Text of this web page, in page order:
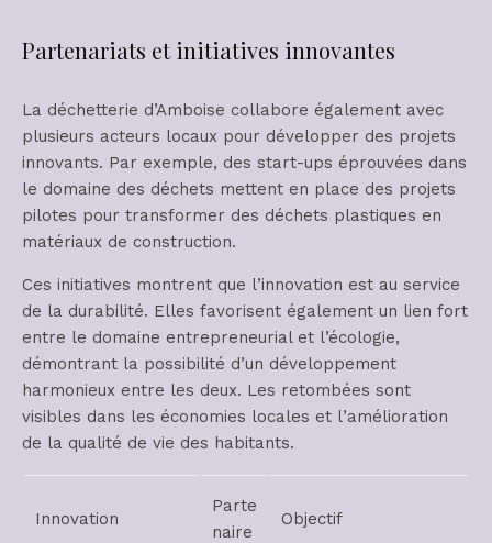
Partenariats et initiatives innovantes
La déchetterie d’Amboise collabore également avec
plusieurs acteurs locaux pour développer des projets
innovants. Par exemple, des start-ups éprouvées dans
le domaine des déchets mettent en place des projets
pilotes pour transformer des déchets plastiques en
matériaux de construction.
Ces initiatives montrent que l’innovation est au service
de la durabilité. Elles favorisent également un lien fort
entre le domaine entrepreneurial et l’écologie,
démontrant la possibilité d’un développement
harmonieux entre les deux. Les retombées sont
visibles dans les économies locales et l’amélioration
de la qualité de vie des habitants.
Innovation
Parte
naire
Objectif